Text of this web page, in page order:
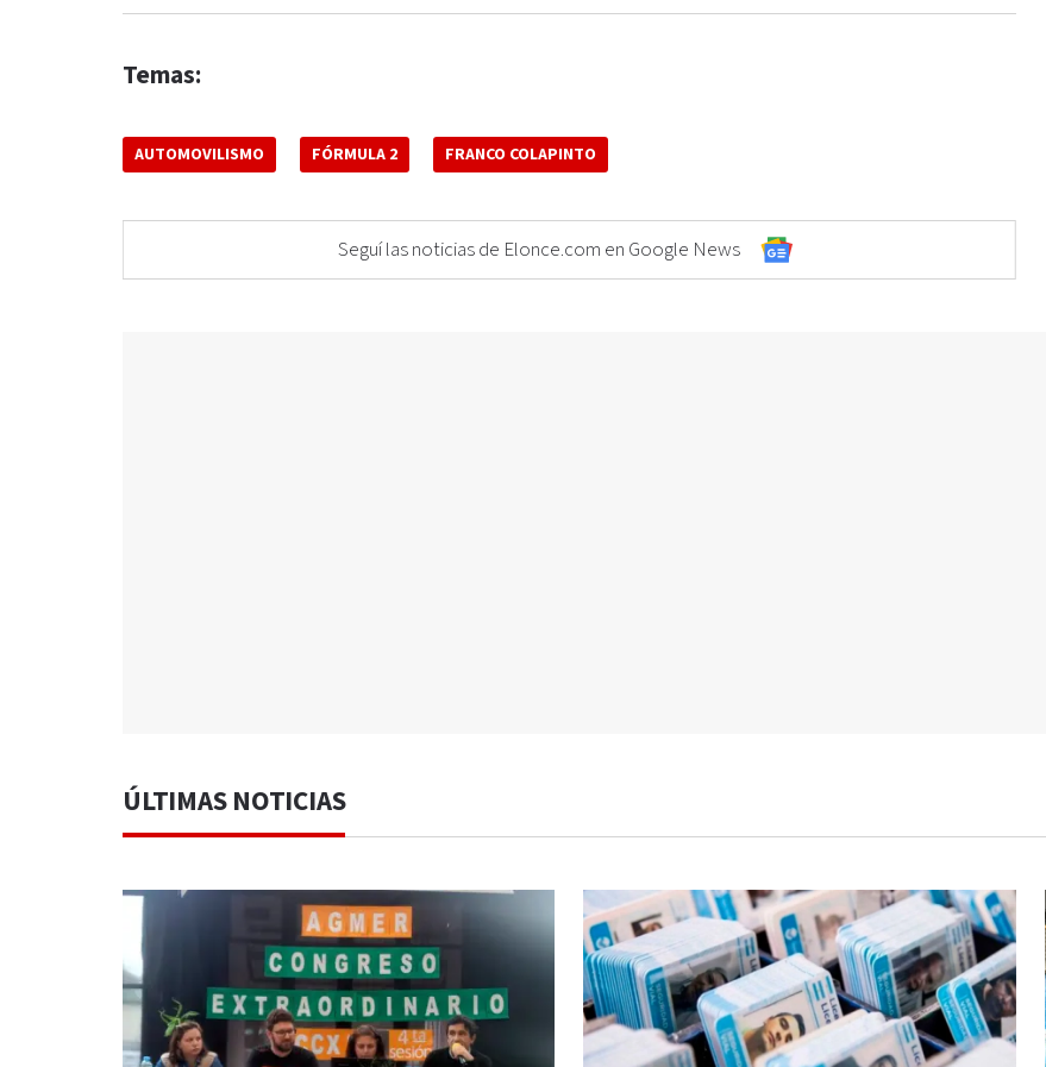
Temas:
AUTOMOVILISMO FÓRMULA 2 FRANCO COLAPINTO
Seguí las noticias de Elonce.com en Google News
ÚLTIMAS NOTICIAS